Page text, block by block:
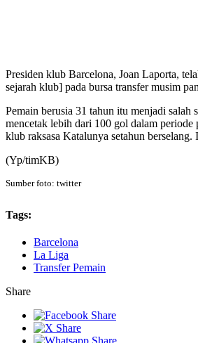
Presiden klub Barcelona, Joan Laporta,
sejarah klub] pada bursa transfer musim
Pemain berusia 31 tahun itu menjadi
mencetak lebih dari 100 gol dalam
klub raksasa Katalunya setahun
(Yp/timKB)
Sumber foto: twitter
Tags:
Barcelona
La Liga
Transfer Pemain
Share